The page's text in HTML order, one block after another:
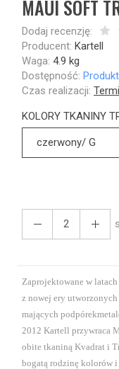
MAUI SOFT
Dodaj recenzję:
Producent: Kartell
Waga: 4.9 kg
Dostępność:
Czas realizacji:
KOLORY TKANINY
czerwony/ G
Zaprojektowane w
z nowej ery utworzonych
mających podpórek
2012 Kartell przywraca
obite tkaniną Kvadrat i
bogatą rodzinę kolorów i